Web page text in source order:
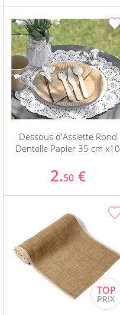
Dessous d'Assiette Rond
Dentelle Papier 35 cm x10
2.50 €